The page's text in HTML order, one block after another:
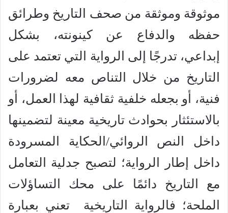
موثوقة وموثقة من صحف التاريخ وطرائق
حفظه والدفاع عن كينونته، بشكل
إبداعي، تدرجًا إلى الرواية التي تعتمد على
التاريخ من خلال التناص معه لضرورات
فنية، أو بجعله خلفية ثقافية لهذا العمل، أو
بالاستئثار بحوادث تاريخية معينة لتضمينها
داخل النص الروائي/الحكاية المسرودة
داخل إطار الرواية؛ لتصبح جدلية التعامل
مع التاريخ دائمًا على محك التساؤلات
الملحة؛ فالرواية التاريخية تعني بعبارة